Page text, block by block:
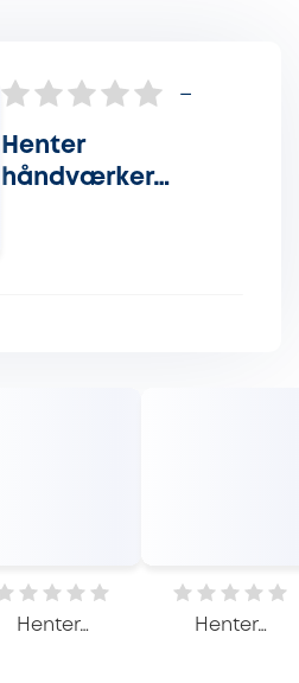
–
Henter
håndværker…
Henter… Henter…